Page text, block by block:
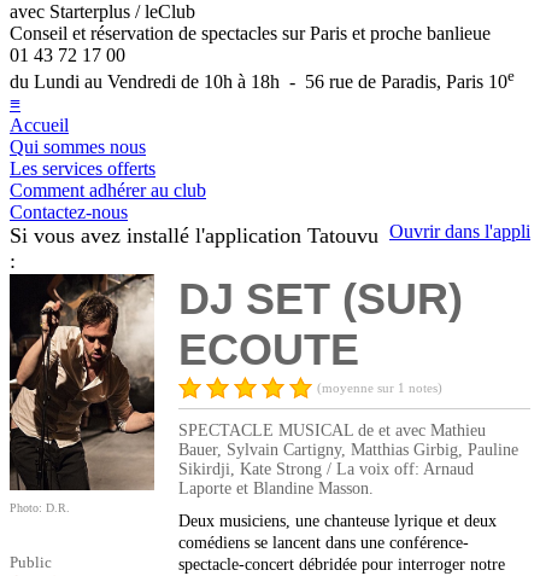
avec Starterplus / leClub
Conseil et réservation de spectacles sur Paris et proche banlieue
01 43 72 17 00
du Lundi au Vendredi de 10h à 18h - 56 rue de Paradis, Paris 10e
≡
Accueil
Qui sommes nous
Les services offerts
Comment adhérer au club
Contactez-nous
Ouvrir dans l'appli
Si vous avez installé l'application Tatouvu
:
Photo: D.R.
Public
DJ SET (SUR)
ECOUTE
(moyenne sur 1 notes)
SPECTACLE MUSICAL de et avec Mathieu
Bauer, Sylvain Cartigny, Matthias Girbig, Pauline
Sikirdji, Kate Strong / La voix off: Arnaud
Laporte et Blandine Masson.
Deux musiciens, une chanteuse lyrique et deux
comédiens se lancent dans une conférence-
spectacle-concert débridée pour interroger notre